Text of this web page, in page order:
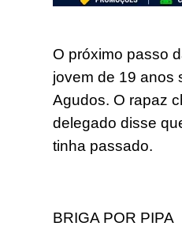
O próximo passo
jovem de 19 anos
Agudos. O rapaz
delegado disse
tinha passado.
BRIGA POR PIPA